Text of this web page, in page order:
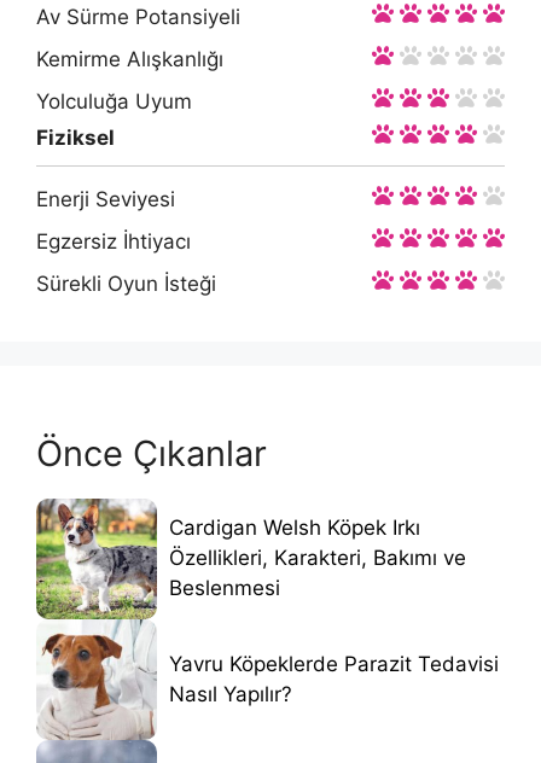
Av Sürme Potansiyeli
Kemirme Alışkanlığı
Yolculuğa Uyum
Fiziksel
Enerji Seviyesi
Egzersiz İhtiyacı
Sürekli Oyun İsteği
Önce Çıkanlar
Cardigan Welsh Köpek Irkı
Özellikleri, Karakteri, Bakımı ve
Beslenmesi
Yavru Köpeklerde Parazit Tedavisi
Nasıl Yapılır?